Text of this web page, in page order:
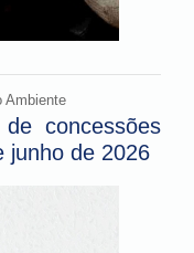
Ambiente
concessões
junho de 2026